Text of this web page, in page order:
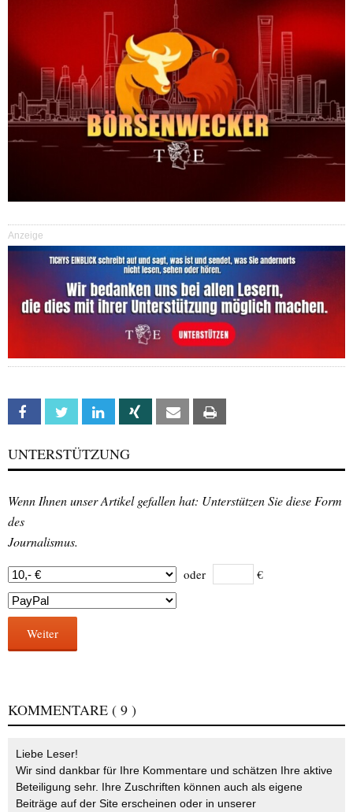
Anzeige
Facebook Twitter Linkedin Xing Email
UNTERSTÜTZUNG
Wenn Ihnen unser Artikel gefallen hat: Unterstützen Sie diese Form
des
Journalismus.
oder €
Weiter
KOMMENTARE ( 9 )
Liebe Leser!
Wir sind dankbar für Ihre Kommentare und schätzen Ihre aktive
Beteiligung sehr. Ihre Zuschriften können auch als eigene
Beiträge auf der Site erscheinen oder in unserer